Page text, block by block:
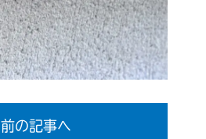
前の記事へ